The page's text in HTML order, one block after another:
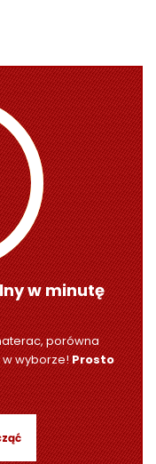
w minutę
porówna
w wyborze!Prosto